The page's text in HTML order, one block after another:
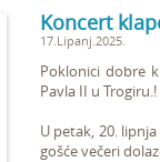
Koncert
17.Lipanj.2025.
Poklonici dobre
Pavla II u Trogiru.!
U petak, 20.
gošće večeri